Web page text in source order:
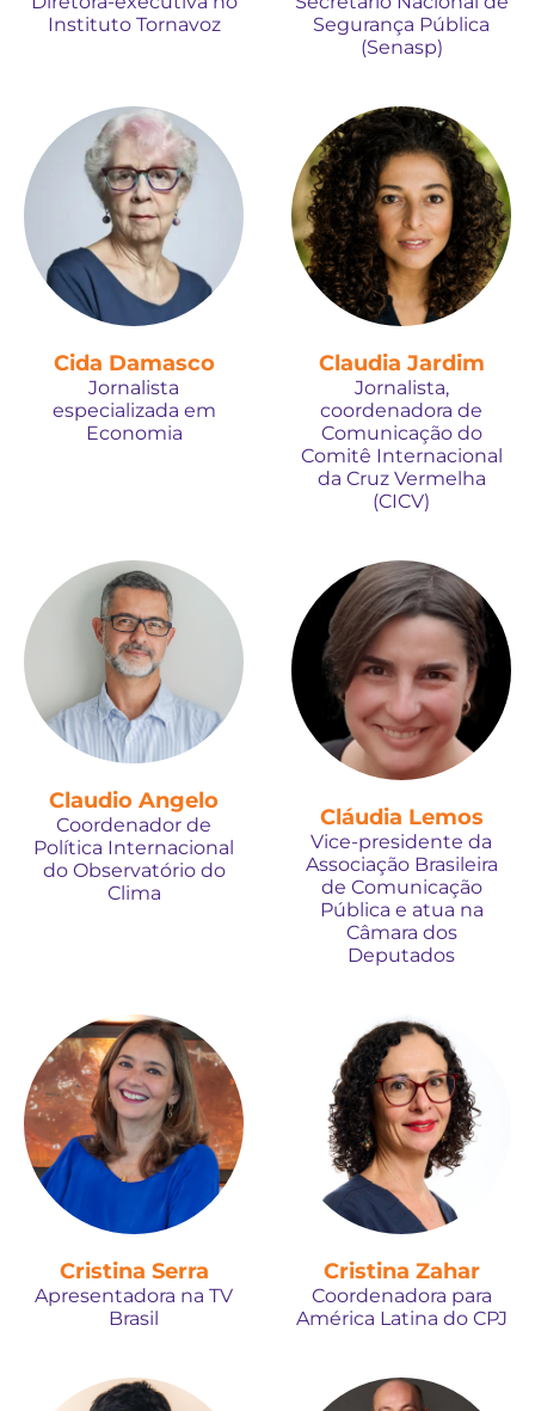
Instituto Tornavoz
Segurança Pública
(Senasp)
Cida Damasco
Jornalista
especializada em
Economia
Claudia Jardim
Jornalista,
coordenadora de
Comunicação do
Comitê Internacional
da Cruz Vermelha
(CICV)
Claudio Angelo
Coordenador de
Política Internacional
do Observatório do
Clima
Cláudia Lemos
Vice-presidente da
Associação Brasileira
de Comunicação
Pública e atua na
Câmara dos
Deputados
Cristina Serra
Apresentadora na TV
Brasil
Cristina Zahar
Coordenadora para
América Latina do CPJ